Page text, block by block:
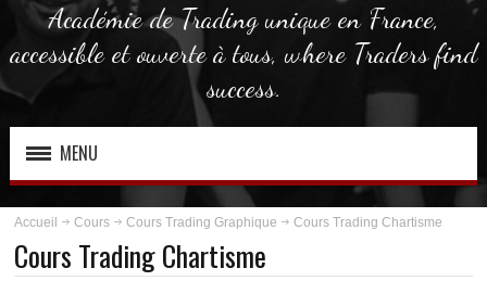
Académie de Trading unique en France,
accessible et ouverte à tous, where Traders find
success.
MENU
ABOUT US
INSCRIPTION
Accueil Cours Cours Trading Graphique Cours Trading Chartisme
Cours Trading Chartisme